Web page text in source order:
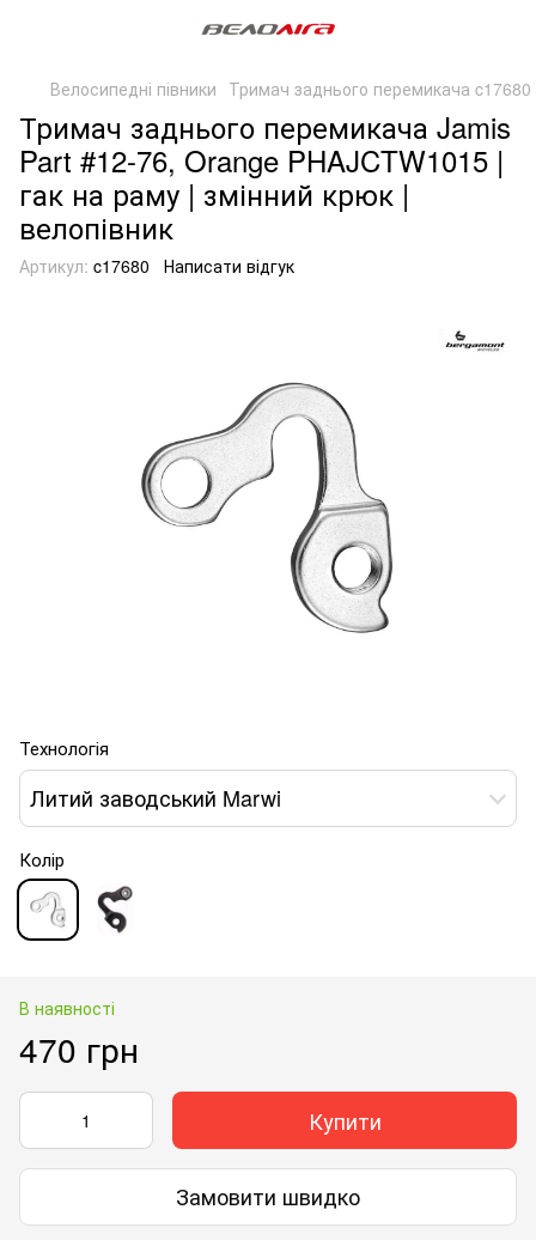
Велосипедні півники Тримач заднього перемикача c17680
Тримач заднього перемикача Jamis
Part #12-76, Orange PHAJCTW1015 |
гак на раму | змінний крюк |
велопівник
Артикул: c17680 Написати відгук
Технологія
Литий заводський Marwi
Колір
В наявності
470 грн
Купити
Замовити швидко